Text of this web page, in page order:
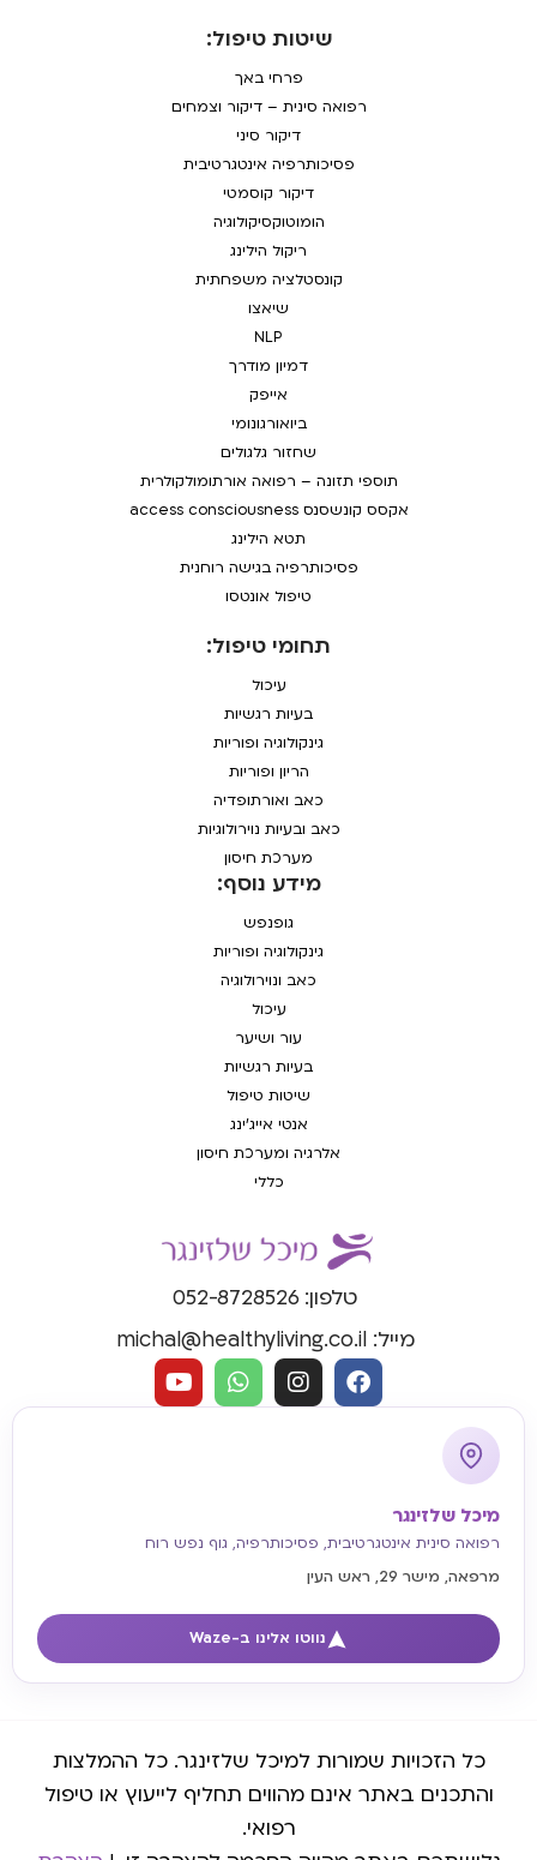
טלפון: 052-8728526
מייל: michal@healthyliving.co.il
מיכל שלזינגר
רפואה סינית אינטגרטיבית, פסיכותרפיה, גוף נפש רוח
מרפאה, מישר 29, ראש העין
נווטו אלינו ב-Waze
תחומי טיפול:
עיכול
בעיות רגשיות
גינקולוגיה ופוריות
הריון ופוריות
כאב ואורתופדיה
כאב ובעיות נוירולוגיות
מערכת חיסון
מידע נוסף:
גופנפש
גינקולוגיה ופוריות
כאב ונוירולוגיה
עיכול
עור ושיער
בעיות רגשיות
שיטות טיפול
אנטי אייג'ינג
אלרגיה ומערכת חיסון
כללי
שיטות טיפול:
פרחי באך
רפואה סינית – דיקור וצמחים
דיקור סיני
פסיכותרפיה אינטגרטיבית
דיקור קוסמטי
הומוטוקסיקולוגיה
ריקול הילינג
קונסטלציה משפחתית
שיאצו
NLP
דמיון מודרך
אייפק
ביואורגונומי
שחזור גלגולים
תוספי תזונה – רפואה אורתומולקולרית
אקסס קונשסנס access consciousness
תטא הילינג
פסיכותרפיה בגישה רוחנית
טיפול אונטסו
כל הזכויות שמורות למיכל שלזינגר. כל ההמלצות
והתכנים באתר אינם מהווים תחליף לייעוץ או טיפול
רפואי.